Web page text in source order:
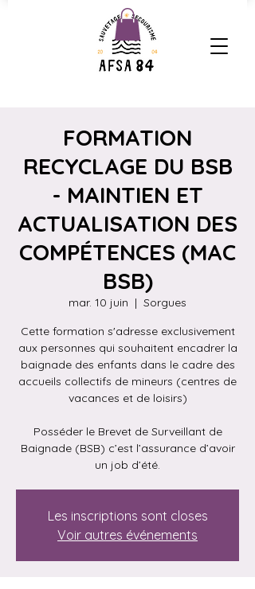
FORMATION
RECYCLAGE DU BSB
- MAINTIEN ET
ACTUALISATION DES
COMPÉTENCES (MAC
BSB)
mar. 10 juin
  |
Sorgues
Cette formation s'adresse exclusivement
aux personnes qui souhaitent encadrer la
baignade des enfants dans le cadre des
accueils collectifs de mineurs (centres de
vacances et de loisirs)
Posséder le Brevet de Surveillant de
Baignade (BSB) c’est l’assurance d’avoir
un job d’été.
Les inscriptions sont closes
Voir autres événements